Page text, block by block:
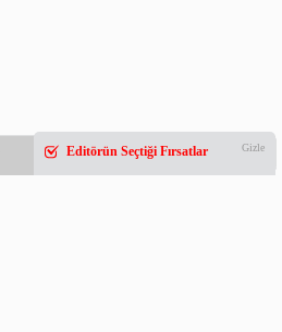
Editörün Seçtiği Fırsatlar Gizle